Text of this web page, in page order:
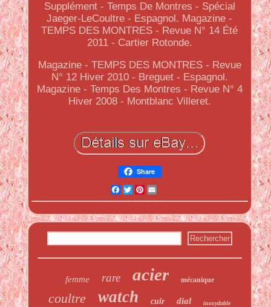
Supplément - Temps De Montres - Spécial
Jaeger-LeCoultre - Espagnol. Magazine -
TEMPS DES MONTRES - Revue N° 14 Été
2011 - Cartier Rotonde.
Magazine - TEMPS DES MONTRES - Revue
N° 12 Hiver 2010 - Breguet - Espagnol.
Magazine - Temps Des Montres - Revue N° 4
Hiver 2008 - Montblanc Villeret.
Share
Facebook
Twitter
Pinterest
Email
femme rare acier mécanique
coultre watch cuir dial inoxydable